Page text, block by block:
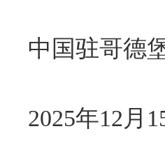
中国驻哥
2025年12月